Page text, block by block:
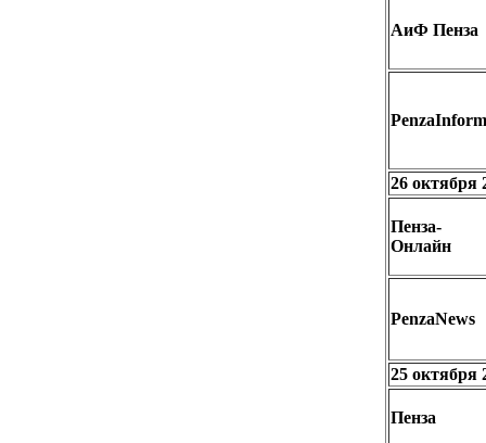
АиФ Пенза
PenzaInform
26 октября
Пенза-
Онлайн
PenzaNews
25 октября
Пенза